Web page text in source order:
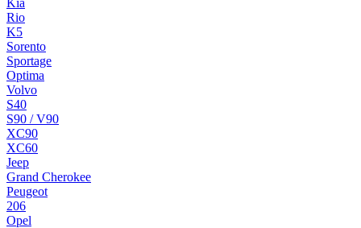
Kia
Rio
K5
Sorento
Sportage
Optima
Volvo
S40
S90 / V90
XC90
XC60
Jeep
Grand Cherokee
Peugeot
206
Opel